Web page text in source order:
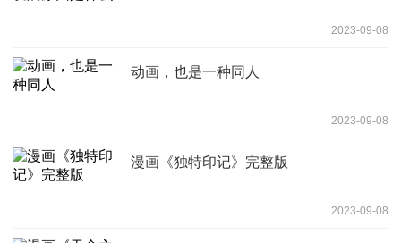
2023-09-08
动画，也是一种同人
2023-09-08
漫画《独特印记》完整版
2023-09-08